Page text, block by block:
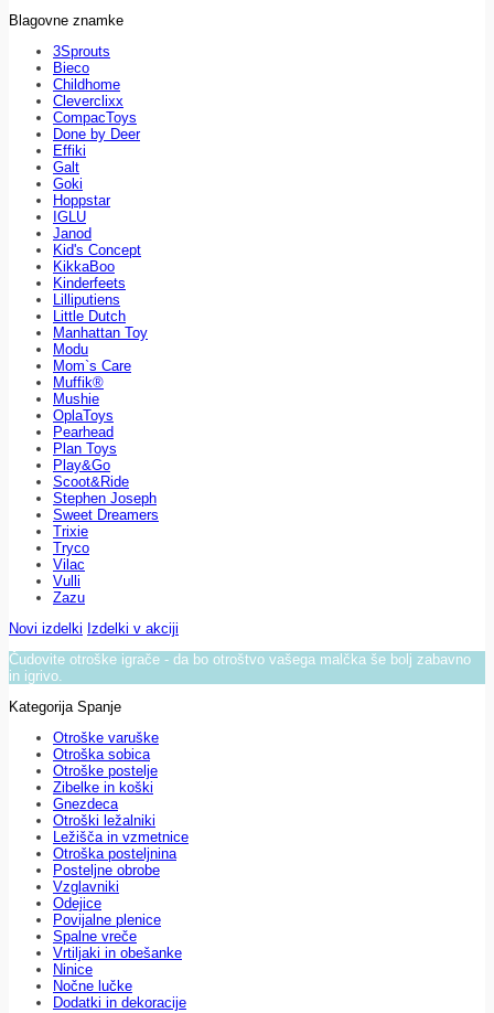
Blagovne znamke
3Sprouts
Bieco
Childhome
Cleverclixx
CompacToys
Done by Deer
Effiki
Galt
Goki
Hoppstar
IGLU
Janod
Kid's Concept
KikkaBoo
Kinderfeets
Lilliputiens
Little Dutch
Manhattan Toy
Modu
Mom`s Care
Muffik®
Mushie
OplaToys
Pearhead
Plan Toys
Play&Go
Scoot&Ride
Stephen Joseph
Sweet Dreamers
Trixie
Tryco
Vilac
Vulli
Zazu
Novi izdelki Izdelki v akciji
Čudovite otroške igrače - da bo otroštvo vašega malčka še bolj zabavno
in igrivo.
Kategorija Spanje
Otroške varuške
Otroška sobica
Otroške postelje
Zibelke in koški
Gnezdeca
Otroški ležalniki
Ležišča in vzmetnice
Otroška posteljnina
Posteljne obrobe
Vzglavniki
Odejice
Povijalne plenice
Spalne vreče
Vrtiljaki in obešanke
Ninice
Nočne lučke
Dodatki in dekoracije